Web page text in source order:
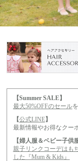
【Summer SALE】
最大50%OFFのセール
【公式LINE】
最新情報やお得なクー
【婦人服＆ベビー子供
親子リンクコーデはも
した『Mum & Kids』